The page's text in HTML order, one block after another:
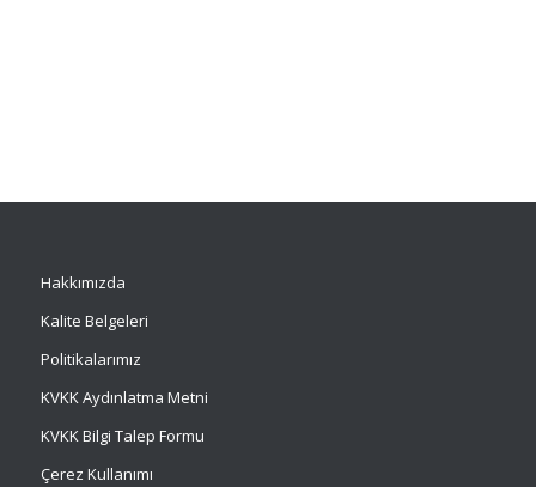
Hakkımızda
Kalite Belgeleri
Politikalarımız
KVKK Aydınlatma Metni
KVKK Bilgi Talep Formu
Çerez Kullanımı